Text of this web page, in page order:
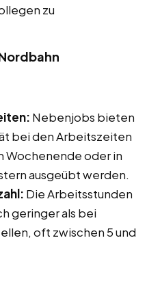
zu
Nebenjobs bieten
bei den Arbeitszeiten
Wochenende oder in
ausgeübt werden.
Die Arbeitsstunden
geringer als bei
oft zwischen 5 und